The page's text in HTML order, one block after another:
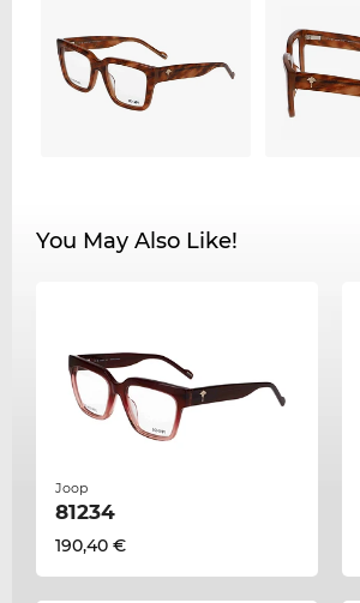
You May Also Like!
Joop
81234
190,40 €